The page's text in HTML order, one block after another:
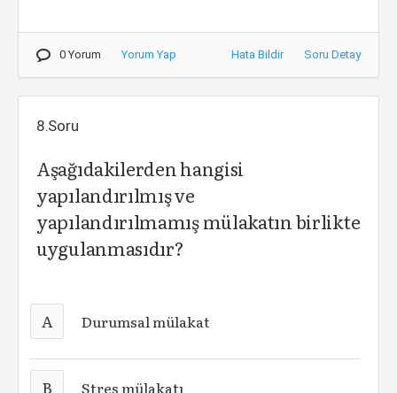
0 Yorum Yorum Yap Hata Bildir Soru Detay
8.Soru
Aşağıdakilerden hangisi
yapılandırılmış ve
yapılandırılmamış mülakatın birlikte
uygulanmasıdır?
A Durumsal mülakat
B Stres mülakatı